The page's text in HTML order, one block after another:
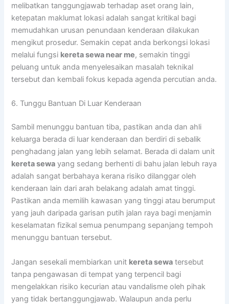
melibatkan tanggungjawab terhadap aset orang lain,
ketepatan maklumat lokasi adalah sangat kritikal bagi
memudahkan urusan penundaan kenderaan dilakukan
mengikut prosedur. Semakin cepat anda berkongsi lokasi
melalui fungsi kereta sewa near me, semakin tinggi
peluang untuk anda menyelesaikan masalah teknikal
tersebut dan kembali fokus kepada agenda percutian anda.
6. Tunggu Bantuan Di Luar Kenderaan
Sambil menunggu bantuan tiba, pastikan anda dan ahli
keluarga berada di luar kenderaan dan berdiri di sebalik
penghadang jalan yang lebih selamat. Berada di dalam unit
kereta sewa yang sedang berhenti di bahu jalan lebuh raya
adalah sangat berbahaya kerana risiko dilanggar oleh
kenderaan lain dari arah belakang adalah amat tinggi.
Pastikan anda memilih kawasan yang tinggi atau berumput
yang jauh daripada garisan putih jalan raya bagi menjamin
keselamatan fizikal semua penumpang sepanjang tempoh
menunggu bantuan tersebut.
Jangan sesekali membiarkan unit kereta sewa tersebut
tanpa pengawasan di tempat yang terpencil bagi
mengelakkan risiko kecurian atau vandalisme oleh pihak
yang tidak bertanggungjawab. Walaupun anda perlu